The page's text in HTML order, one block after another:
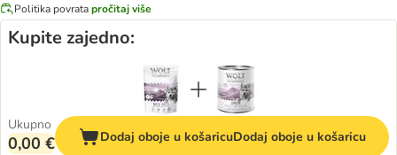
Politika povratapročitaj više
Kupite zajedno:
Ukupno
0,00 € Dodaj oboje u košaricuDodaj oboje u košaricu